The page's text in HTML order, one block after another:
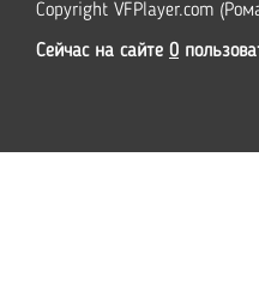
Copyright VFPlayer.com
Сейчас на сайте 0